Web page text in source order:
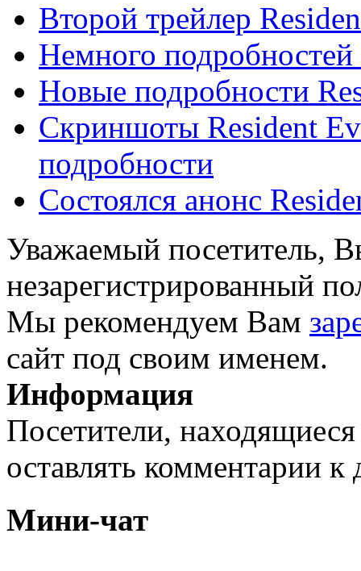
Второй трейлер
Немного
Новые подробности
Скриншоты Resident
подробности
Состоялся анонс
Уважаемый посетитель,
незарегистрированный
Мы рекомендуем Вам
сайт под своим именем.
Информация
Посетители,
оставлять комментарии
Мини-чат